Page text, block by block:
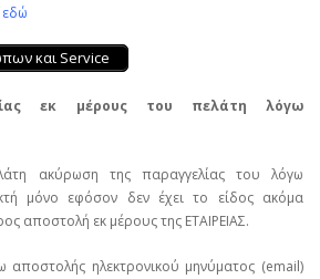
εδώ
και Service
εκ μέρους του πελάτη λόγω
ακύρωση της παραγγελίας του λόγω
μόνο εφόσον δεν έχει το είδος ακόμα
αποστολή εκ μέρους της ΕΤΑΙΡΕΙΑΣ.
αποστολής ηλεκτρονικού μηνύματος (email)